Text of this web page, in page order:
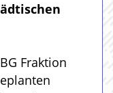
Fraktion